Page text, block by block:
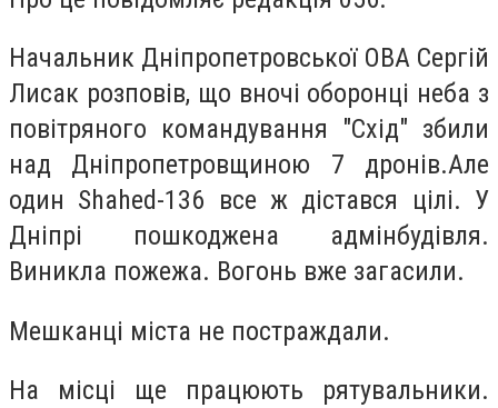
Начальник Дніпропетровської ОВА Сергій
Лисак розповів, що вночi оборонці неба з
повітряного командування "Схiд" збили
над Днiпропетровщиною 7 дронiв.Але
один Shahed-136 все ж дiстався цiлi. У
Днiпрi пошкоджена адмiнбудiвля.
Виникла пожежа. Вогонь вже загасили.
Мешканці мiста не постраждали.
На мiсцi ще працюють рятувальники.